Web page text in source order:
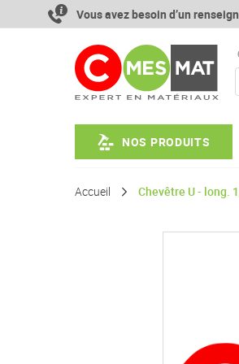
contenu
Vous avez besoin d’un
NOS PRODUITS
Accueil Chevêtre U - long.